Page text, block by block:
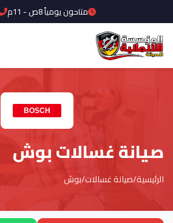
متاحون يومياً 8ص - 11م
صيانة غسالات بوش
الرئيسية/صيانة غسالات/بوش